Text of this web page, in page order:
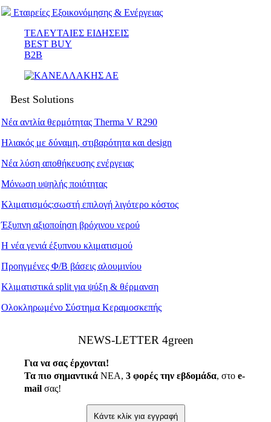
Εταιρείες Εξοικονόμησης & Ενέργειας
ΤΕΛΕΥΤΑΙΕΣ ΕΙΔΗΣΕΙΣ
BEST BUY
B2B
Best Solutions
Νέα αντλία θερμότητας Therma V R290
Ηλιακός με δύναμη, στιβαρότητα και design
Νέα λύση αποθήκευσης ενέργειας
Μόνωση υψηλής ποιότητας
Κλιματισμός:σωστή επιλογή λιγότερο κόστος
Έξυπνη αξιοποίηση βρόχινου νερού
Η νέα γενιά έξυπνου κλιματισμού
Προηγμένες Φ/Β βάσεις αλουμινίου
Κλιματιστικά split για ψύξη & θέρμανση
Ολοκληρωμένο Σύστημα Κεραμοσκεπής
ΝEWS-LETTER 4green
Για να σας έρχονται!
Τα πιο σημαντικά ΝΕΑ, 3 φορές την εβδομάδα, στο e-
mail σας!
Κάντε κλίκ για εγγραφή